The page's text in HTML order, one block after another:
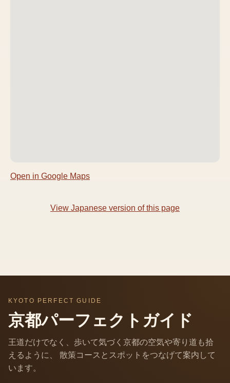
Open in Google Maps
View Japanese version of this page
KYOTO PERFECT GUIDE
京都パーフェクトガイド
王道だけでなく、歩いて気づく京都の空気や寄り道も拾
えるように、 散策コースとスポットをつなげて案内して
います。